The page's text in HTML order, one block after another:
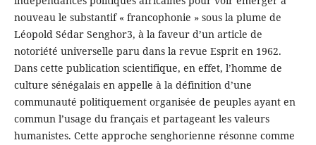
nouveau le substantif « francophonie » sous la plume de
Léopold Sédar Senghor3, à la faveur d’un article de
notoriété universelle paru dans la revue Esprit en 1962.
Dans cette publication scientifique, en effet, l’homme de
culture sénégalais en appelle à la définition d’une
communauté politiquement organisée de peuples ayant en
commun l’usage du français et partageant les valeurs
humanistes. Cette approche senghorienne résonne comme